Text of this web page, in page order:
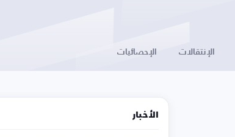
الإنتقالات الإحصائيات
الأخبار